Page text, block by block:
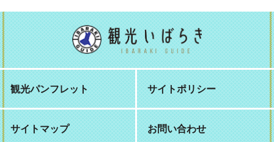
観光パンフレット サイトポリシー
サイトマップ お問い合わせ